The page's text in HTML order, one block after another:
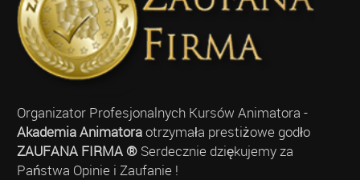
Organizator Profesjonalnych Kursów Animatora -
Akademia Animatoraotrzymała prestiżowe godło
ZAUFANA FIRMA ®Serdecznie dziękujemy za
Państwa Opinie i Zaufanie !